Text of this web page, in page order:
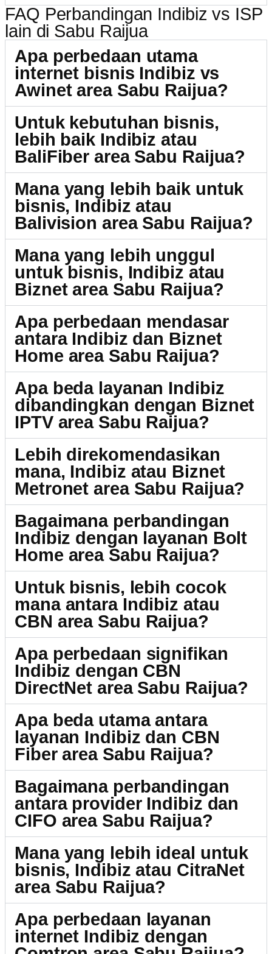
FAQ Perbandingan Indibiz vs ISP
lain di Sabu Raijua
Apa perbedaan utama
internet bisnis Indibiz vs
Awinet area Sabu Raijua?
Untuk kebutuhan bisnis,
lebih baik Indibiz atau
BaliFiber area Sabu Raijua?
Mana yang lebih baik untuk
bisnis, Indibiz atau
Balivision area Sabu Raijua?
Mana yang lebih unggul
untuk bisnis, Indibiz atau
Biznet area Sabu Raijua?
Apa perbedaan mendasar
antara Indibiz dan Biznet
Home area Sabu Raijua?
Apa beda layanan Indibiz
dibandingkan dengan Biznet
IPTV area Sabu Raijua?
Lebih direkomendasikan
mana, Indibiz atau Biznet
Metronet area Sabu Raijua?
Bagaimana perbandingan
Indibiz dengan layanan Bolt
Home area Sabu Raijua?
Untuk bisnis, lebih cocok
mana antara Indibiz atau
CBN area Sabu Raijua?
Apa perbedaan signifikan
Indibiz dengan CBN
DirectNet area Sabu Raijua?
Apa beda utama antara
layanan Indibiz dan CBN
Fiber area Sabu Raijua?
Bagaimana perbandingan
antara provider Indibiz dan
CIFO area Sabu Raijua?
Mana yang lebih ideal untuk
bisnis, Indibiz atau CitraNet
area Sabu Raijua?
Apa perbedaan layanan
internet Indibiz dengan